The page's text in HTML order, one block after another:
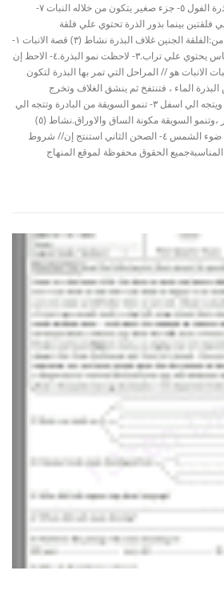
البذرة ٣- الاحظ وجود فلقتين لبذرة الفول ٥- جزء صغير يتكون من خلاله النبات ٧-
بينما بذور الذرة تحتوي علي فلقة
واحدة استنتج ان// البذرة تتكون من:الفلقة الجنين غلاف البذرة نشاط (٣) قصة الانبات ١-
احضرت بذرتين.٢- وضعتها في كاس يحتوي علي تراب.٣- لاحظت نمو البذرة.٤- الاحظ إن
(٤) مراحل الانبات الانبات هو // المراحل التي تمر بها البذرة لتكون
مراحل الانبات١-تمتص البذرة الماء ، فتنتفخ ثم ينشق الغلاف وتخرج
البادرة ٢-ينمو الجدير من البادرة ويتجه الي اسفل ٣- تنمو السويقة من البادرة وتتجه الي
اعلي ٤- ينمو الجدير ليكون الجذر ،وتنمو السويقة مكونة الساق والاوراق.نشاط (٥)
مشكلة وحل ١- الماء ٢- الهواء٣- ضوء الشمس ٤- الصحن الثاني استنتج إن// شروط
المناسبةجميع الحقوق محفوظة لموقع المنهاج